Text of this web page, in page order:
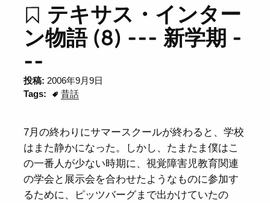
テキサス・インター
ン物語 (8) --- 新学期 -
--
投稿: 2006年9月9日
Tags:
昔話
7月の終わりにサマースクールが終わると、学校
はまた静かになった。しかし、たまたま僕はこ
の一番人が少ない時期に、視覚障害児教育関連
の学会と展示会を合わせたようなものに参加す
るために、ピッツバーグまで出かけていたの